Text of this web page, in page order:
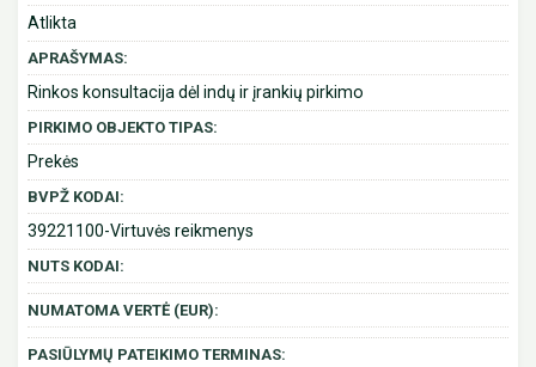
Atlikta
APRAŠYMAS:
Rinkos konsultacija dėl indų ir įrankių pirkimo
PIRKIMO OBJEKTO TIPAS:
Prekės
BVPŽ KODAI:
39221100-Virtuvės reikmenys
NUTS KODAI:
NUMATOMA VERTĖ (EUR):
PASIŪLYMŲ PATEIKIMO TERMINAS: